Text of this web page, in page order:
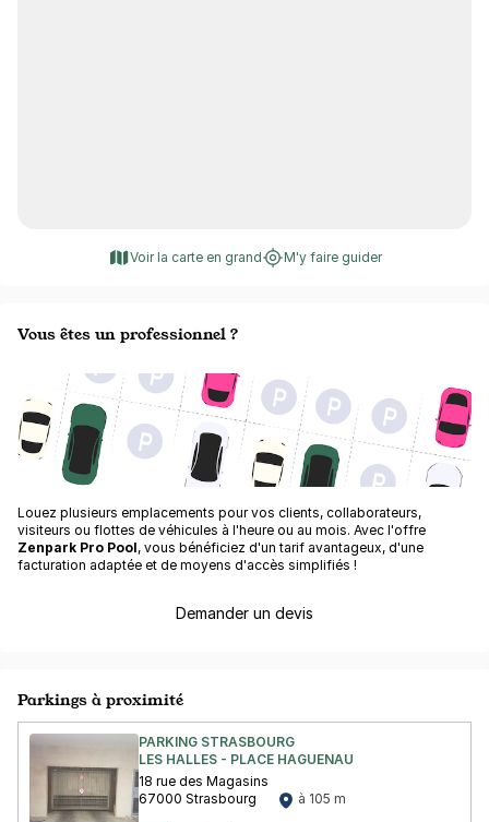
Voir la carte en grand M'y faire guider
Vous êtes un professionnel ?
Louez plusieurs emplacements pour vos clients, collaborateurs,
visiteurs ou flottes de véhicules à l'heure ou au mois. Avec l'offre
Zenpark Pro Pool, vous bénéficiez d'un tarif avantageux, d'une
facturation adaptée et de moyens d'accès simplifiés !
Demander un devis
Parkings à proximité
PARKING STRASBOURG
LES HALLES - PLACE HAGUENAU
18 rue des Magasins
67000 Strasbourg
à 105 m